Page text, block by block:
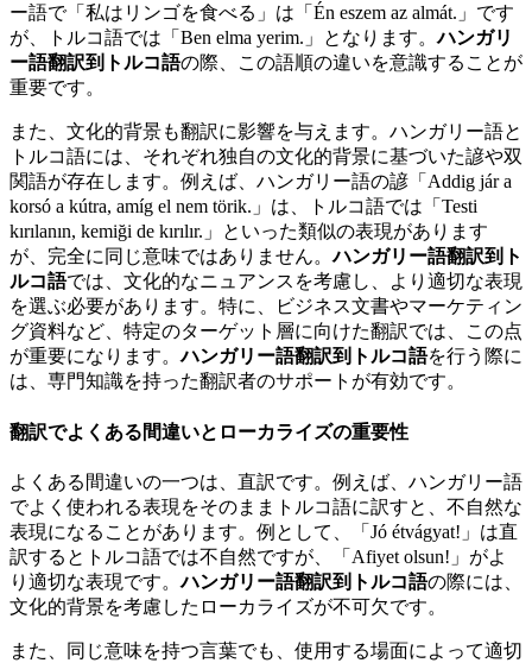
ー語で「私はリンゴを食べる」は「Én eszem az almát.」です
が、トルコ語では「Ben elma yerim.」となります。ハンガリ
ー語翻訳到トルコ語の際、この語順の違いを意識することが
重要です。
また、文化的背景も翻訳に影響を与えます。ハンガリー語と
トルコ語には、それぞれ独自の文化的背景に基づいた諺や双
関語が存在します。例えば、ハンガリー語の諺「Addig jár a
korsó a kútra, amíg el nem törik.」は、トルコ語では「Testi
kırılanın, kemiği de kırılır.」といった類似の表現があります
が、完全に同じ意味ではありません。ハンガリー語翻訳到ト
ルコ語では、文化的なニュアンスを考慮し、より適切な表現
を選ぶ必要があります。特に、ビジネス文書やマーケティン
グ資料など、特定のターゲット層に向けた翻訳では、この点
が重要になります。ハンガリー語翻訳到トルコ語を行う際に
は、専門知識を持った翻訳者のサポートが有効です。
翻訳でよくある間違いとローカライズの重要性
よくある間違いの一つは、直訳です。例えば、ハンガリー語
でよく使われる表現をそのままトルコ語に訳すと、不自然な
表現になることがあります。例として、「Jó étvágyat!」は直
訳するとトルコ語では不自然ですが、「Afiyet olsun!」がよ
り適切な表現です。ハンガリー語翻訳到トルコ語の際には、
文化的背景を考慮したローカライズが不可欠です。
また、同じ意味を持つ言葉でも、使用する場面によって適切